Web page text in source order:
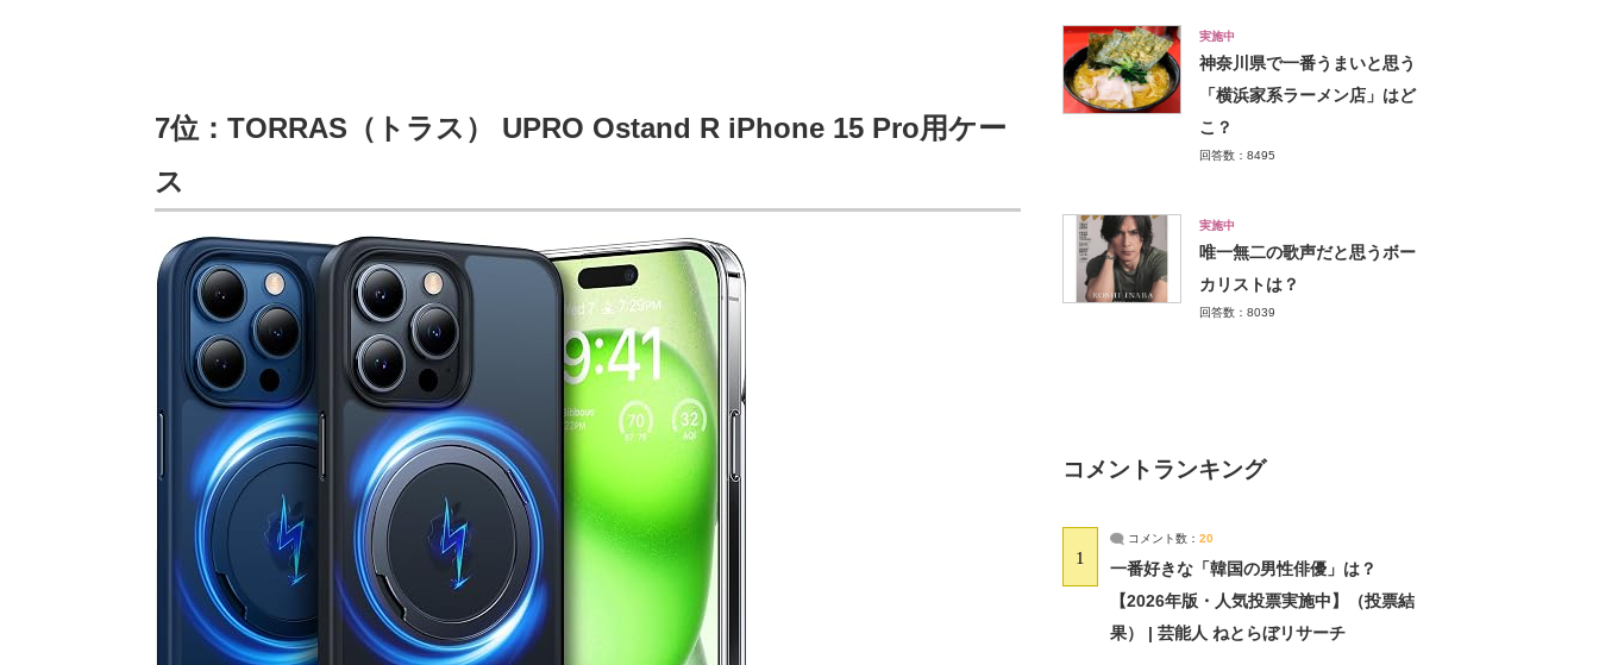
7位：TORRAS（トラス） UPRO Ostand R iPhone 15 Pro用ケー
ス
実施中
神奈川県で一番うまいと思う
「横浜家系ラーメン店」はど
こ？
回答数：8495
実施中
唯一無二の歌声だと思うボー
カリストは？
回答数：8039
コメントランキング
1
コメント数： 20
一番好きな「韓国の男性俳優」は？
【2026年版・人気投票実施中】（投票結
果） | 芸能人 ねとらぼリサーチ